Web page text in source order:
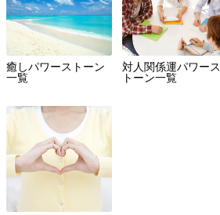
癒しパワーストーン
一覧
対人関係運パワース
トーン一覧